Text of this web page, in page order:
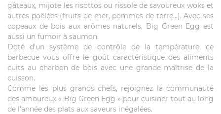
gâteaux, mijote les risottos ou rissole de savoureux woks et
autres poêlées (fruits de mer, pommes de terre…). Avec ses
copeaux de bois aux arômes naturels, Big Green Egg est
aussi un fumoir à saumon.
Doté d'un système de contrôle de la température, ce
barbecue vous offre le goût caractéristique des aliments
cuits au charbon de bois avec une grande maîtrise de la
cuisson.
Comme les plus grands chefs, rejoignez la communauté
des amoureux « Big Green Egg » pour cuisiner tout au long
de l'année des plats aux saveurs inégalées.